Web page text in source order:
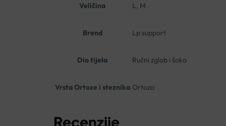
Veličina L, M
Brend Lp support
Dio tijela Ručni zglob i šaka
Vrsta Ortoze i steznika Ortoza
Recenzije